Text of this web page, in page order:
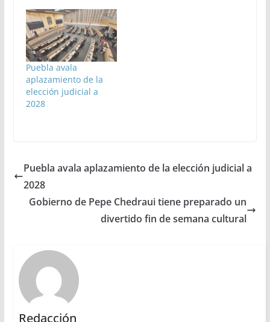
trabajos del TEEP en
la nulidad de la
elección a
gobernador, dijo
Santiago Nieto
Puebla avala
aplazamiento de la
elección judicial a
2028
Puebla avala aplazamiento de la elección judicial a
2028
Gobierno de Pepe Chedraui tiene preparado un
divertido fin de semana cultural
Redacción